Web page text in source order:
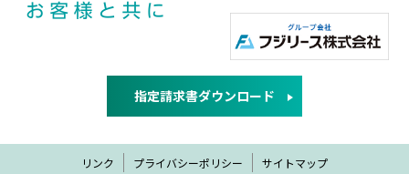
指定請求書ダウンロード
リンク プライバシーポリシー サイトマップ